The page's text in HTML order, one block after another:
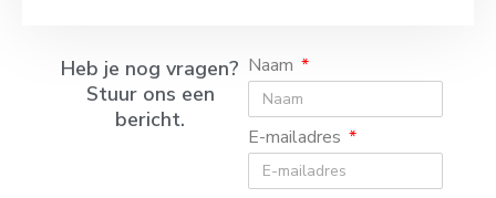
Heb je nog vragen?
Stuur ons een
bericht.
Naam
E-mailadres